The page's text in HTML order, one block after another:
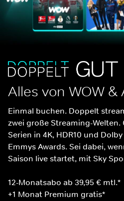
Alles von WOW &
Einmal buchen. Doppelt
zwei große Streaming-Welten.
Serien in 4K, HDR10 und
Emmys Awards. Sei dabei,
Saison live startet, mit Sky
12-Monatsabo ab 39,95 € mtl.*
+1 Monat Premium gratis*